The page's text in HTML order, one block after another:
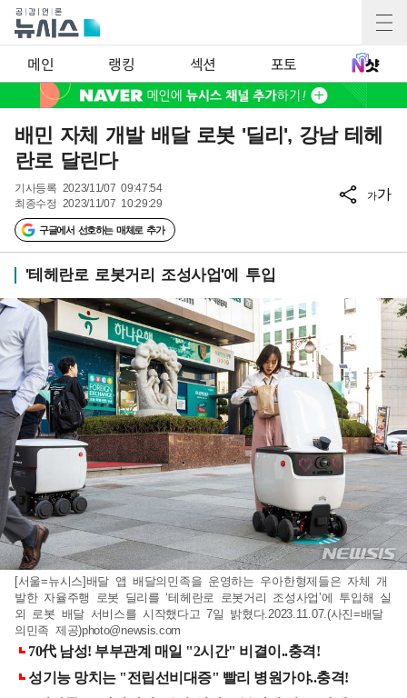
메인 랭킹 섹션 포토
배민 자체 개발 배달 로봇 '딜리', 강남 테헤
란로 달린다
기사등록 2023/11/07 09:47:54
최종수정 2023/11/07 10:29:29
구글에서 선호하는 매체로 추가
가가
'테헤란로 로봇거리 조성사업'에 투입
[서울=뉴시스]배달 앱 배달의민족을 운영하는 우아한형제들은 자체 개
발한 자율주행 로봇 딜리를 ‘테헤란로 로봇거리 조성사업’에 투입해 실
외 로봇 배달 서비스를 시작했다고 7일 밝혔다.2023.11.07.(사진=배달
의민족 제공)photo@newsis.com